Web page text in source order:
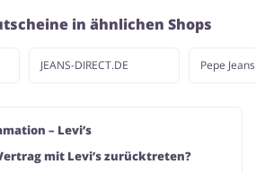
in ähnlichen Shops
JEANS-DIRECT.DE Pepe Jeans
– Levi’s
mit Levi’s zurücktreten?